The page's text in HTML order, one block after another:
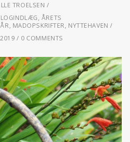
TROELSEN
, ÅRETS
, MADOPSKRIFTER, NYTTEHAVEN
0 COMMENTS